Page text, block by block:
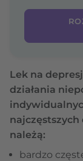
Lek na
działania
najczęstszych
należą:
bardzo